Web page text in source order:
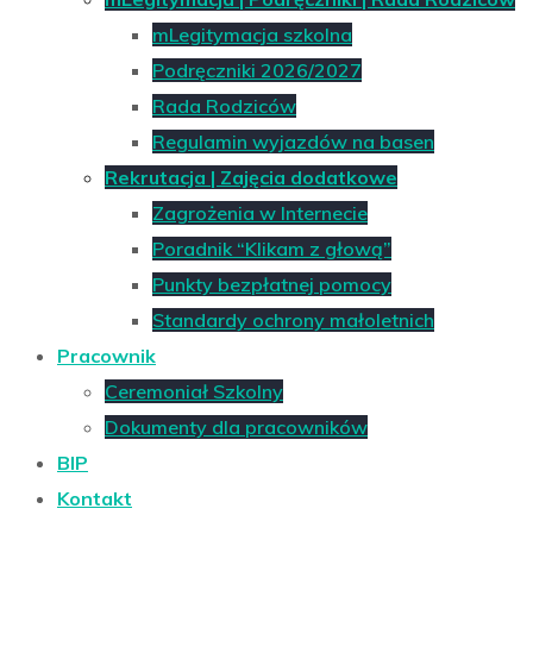
mLegitymacja szkolna
Podręczniki 2026/2027
Rada Rodziców
Regulamin wyjazdów na basen
Rekrutacja | Zajęcia dodatkowe
Zagrożenia w Internecie
Poradnik “Klikam z głową”
Punkty bezpłatnej pomocy
Standardy ochrony małoletnich
Pracownik
Ceremoniał Szkolny
Dokumenty dla pracowników
BIP
Kontakt